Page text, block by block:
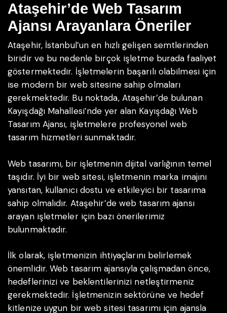
Ataşehir’de Web Tasarım
Ajansı Arayanlara Öneriler
Ataşehir, İstanbul’un en hızlı gelişen semtlerinden
biridir ve bu nedenle birçok işletme burada faaliyet
göstermektedir. İşletmelerin başarılı olabilmesi için
ise modern bir web sitesine sahip olmaları
gerekmektedir. Bu noktada, Ataşehir’de bulunan
Kayışdağı Mahallesi’nde yer alan Kayışdağı Web
Tasarım Ajansı, işletmelere profesyonel web
tasarım hizmetleri sunmaktadır.
Web tasarımı, bir işletmenin dijital varlığının temel
taşıdır. İyi bir web sitesi, işletmenin marka imajını
yansıtan, kullanıcı dostu ve etkileyici bir tasarıma
sahip olmalıdır. Ataşehir’de web tasarım ajansı
arayan işletmeler için bazı önerilerimiz
bulunmaktadır.
İlk olarak, işletmenizin ihtiyaçlarını belirlemek
önemlidir. Web tasarım ajansıyla çalışmadan önce,
hedeflerinizi ve beklentilerinizi netleştirmeniz
gerekmektedir. İşletmenizin sektörüne ve hedef
kitlenize uygun bir web sitesi tasarımı için ajansla